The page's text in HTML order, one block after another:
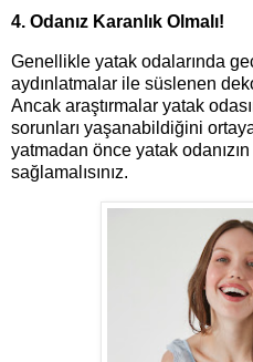
4. Odanız Karanlık Olmalı!
Genellikle yatak odalarında
aydınlatmalar ile süslenen
Ancak araştırmalar yatak
sorunları yaşanabildiğini
yatmadan önce yatak
sağlamalısınız.